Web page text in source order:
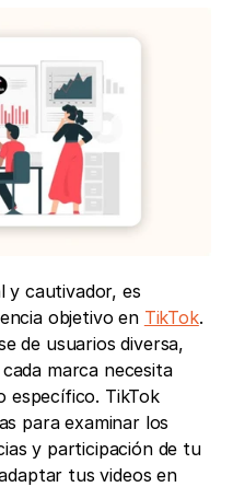
y cautivador, es
objetivo en TikTok.
de usuarios diversa,
marca necesita
específico. TikTok
para examinar los
y participación de tu
tus videos en